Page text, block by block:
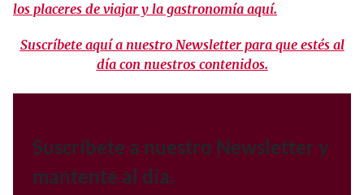
los placeres de viajar y la gastronomía aquí.
Suscríbete aquí a nuestro Newsletter para que estés al
día con nuestros contenidos.
Suscríbete a nuestro Newsletter y
mantente al día.